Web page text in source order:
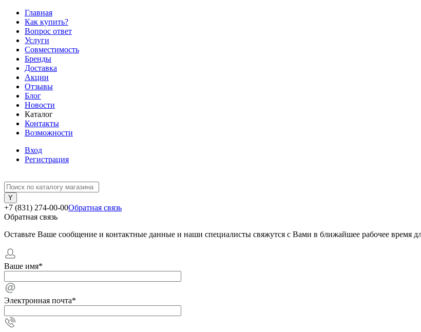
Главная
Как купить?
Вопрос ответ
Услуги
Совместимость
Бренды
Доставка
Акции
Отзывы
Блог
Новости
Каталог
Контакты
Возможности
Вход
Регистрация
+7 (831) 274-00-00Обратная связь
Обратная связь
Оставьте Ваше сообщение и контактные данные и наши специалисты свяжутся с Вами в ближайшее рабочее время
Ваше имя*
Электронная почта*